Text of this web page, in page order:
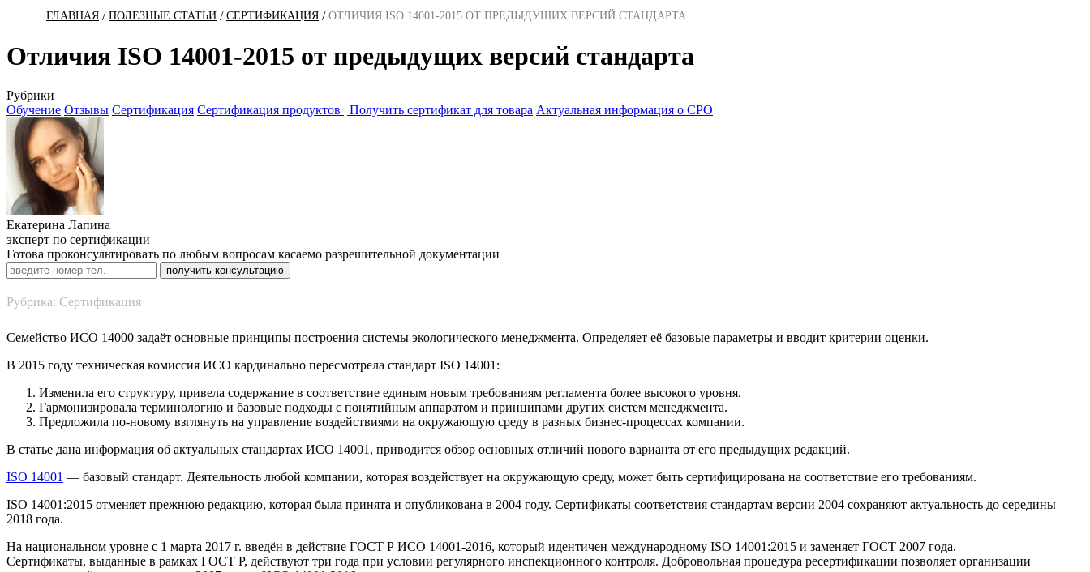
ГЛАВНАЯ / ПОЛЕЗНЫЕ СТАТЬИ / СЕРТИФИКАЦИЯ / ОТЛИЧИЯ ISO 14001-2015 ОТ ПРЕДЫДУЩИХ ВЕРСИЙ СТАНДАРТА
Отличия ISO 14001-2015 от предыдущих версий стандарта
Рубрики
Обучение Отзывы Сертификация Сертификация продуктов | Получить сертификат для товара Актуальная информация о СРО
Екатерина Лапина
эксперт по сертификации
Готова проконсультировать по любым вопросам касаемо разрешительной документации
Рубрика: Сертификация
Семейство ИСО 14000 задаёт основные принципы построения системы экологического менеджмента. Определяет её базовые параметры и вводит критерии оценки.
В 2015 году техническая комиссия ИСО кардинально пересмотрела стандарт ISO 14001:
Изменила его структуру, привела содержание в соответствие единым новым требованиям регламента более высокого уровня.
Гармонизировала терминологию и базовые подходы с понятийным аппаратом и принципами других систем менеджмента.
Предложила по-новому взглянуть на управление воздействиями на окружающую среду в разных бизнес-процессах компании.
В статье дана информация об актуальных стандартах ИСО 14001, приводится обзор основных отличий нового варианта от его предыдущих редакций.
ISO 14001 — базовый стандарт. Деятельность любой компании, которая воздействует на окружающую среду, может быть сертифицирована на соответствие его требованиям.
ISO 14001:2015 отменяет прежнюю редакцию, которая была принята и опубликована в 2004 году. Сертификаты соответствия стандартам версии 2004 сохраняют актуальность до середины
2018 года.
На национальном уровне с 1 марта 2017 г. введён в действие ГОСТ Р ИСО 14001-2016, который идентичен международному ISO 14001:2015 и заменяет ГОСТ 2007 года.
Сертификаты, выданные в рамках ГОСТ Р, действуют три года при условии регулярного инспекционного контроля. Добровольная процедура ресертификации позволяет организации